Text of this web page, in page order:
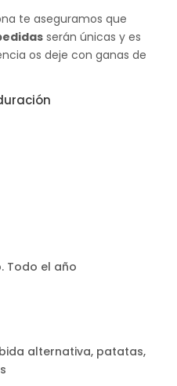
te aseguramos que
serán únicas y es
os deje con ganas de
Todo el año
alternativa, patatas,